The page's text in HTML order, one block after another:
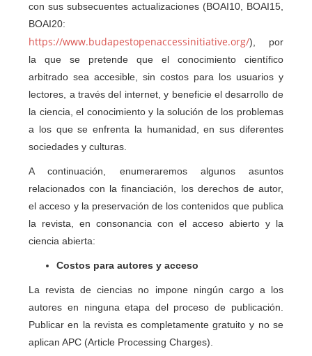
con sus subsecuentes actualizaciones (BOAI10, BOAI15,
BOAI20:
https://www.budapestopenaccessinitiative.org/), por
la que se pretende que el conocimiento científico
arbitrado sea accesible, sin costos para los usuarios y
lectores, a través del internet, y beneficie el desarrollo de
la ciencia, el conocimiento y la solución de los problemas
a los que se enfrenta la humanidad, en sus diferentes
sociedades y culturas.
A continuación, enumeraremos algunos asuntos
relacionados con la financiación, los derechos de autor,
el acceso y la preservación de los contenidos que publica
la revista, en consonancia con el acceso abierto y la
ciencia abierta:
Costos para autores y acceso
La revista de ciencias no impone ningún cargo a los
autores en ninguna etapa del proceso de publicación.
Publicar en la revista es completamente gratuito y no se
aplican APC (Article Processing Charges).